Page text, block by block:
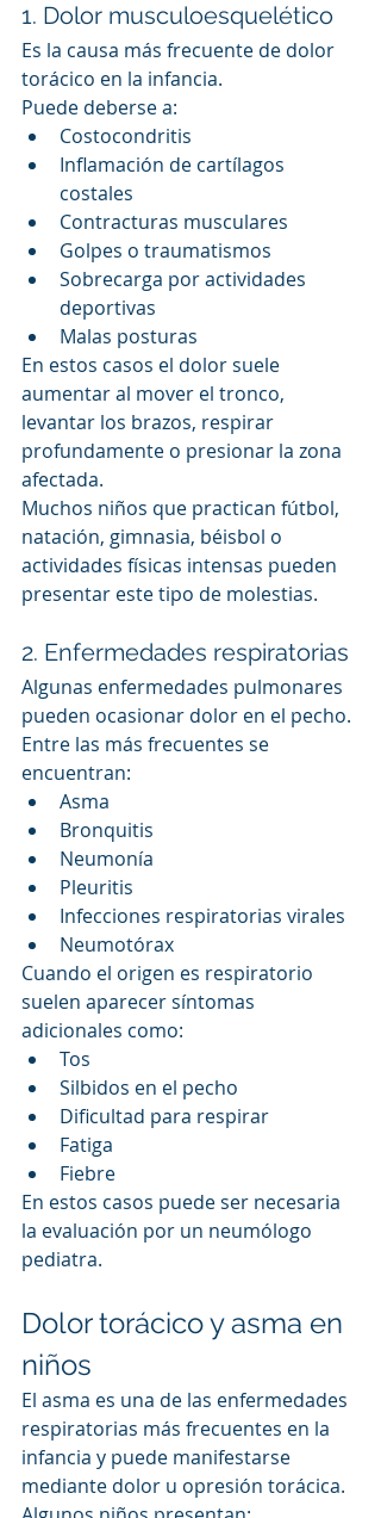
1. Dolor musculoesquelético
Es la causa más frecuente de dolor
torácico en la infancia.
Puede deberse a:
Costocondritis
Inflamación de cartílagos
costales
Contracturas musculares
Golpes o traumatismos
Sobrecarga por actividades
deportivas
Malas posturas
En estos casos el dolor suele
aumentar al mover el tronco,
levantar los brazos, respirar
profundamente o presionar la zona
afectada.
Muchos niños que practican fútbol,
natación, gimnasia, béisbol o
actividades físicas intensas pueden
presentar este tipo de molestias.
2. Enfermedades respiratorias
Algunas enfermedades pulmonares
pueden ocasionar dolor en el pecho.
Entre las más frecuentes se
encuentran:
Asma
Bronquitis
Neumonía
Pleuritis
Infecciones respiratorias virales
Neumotórax
Cuando el origen es respiratorio
suelen aparecer síntomas
adicionales como:
Tos
Silbidos en el pecho
Dificultad para respirar
Fatiga
Fiebre
En estos casos puede ser necesaria
la evaluación por un neumólogo
pediatra.
Dolor torácico y asma en
niños
El asma es una de las enfermedades
respiratorias más frecuentes en la
infancia y puede manifestarse
mediante dolor u opresión torácica.